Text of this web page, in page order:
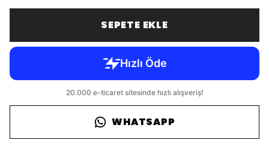
SEPETE EKLE
WHATSAPP